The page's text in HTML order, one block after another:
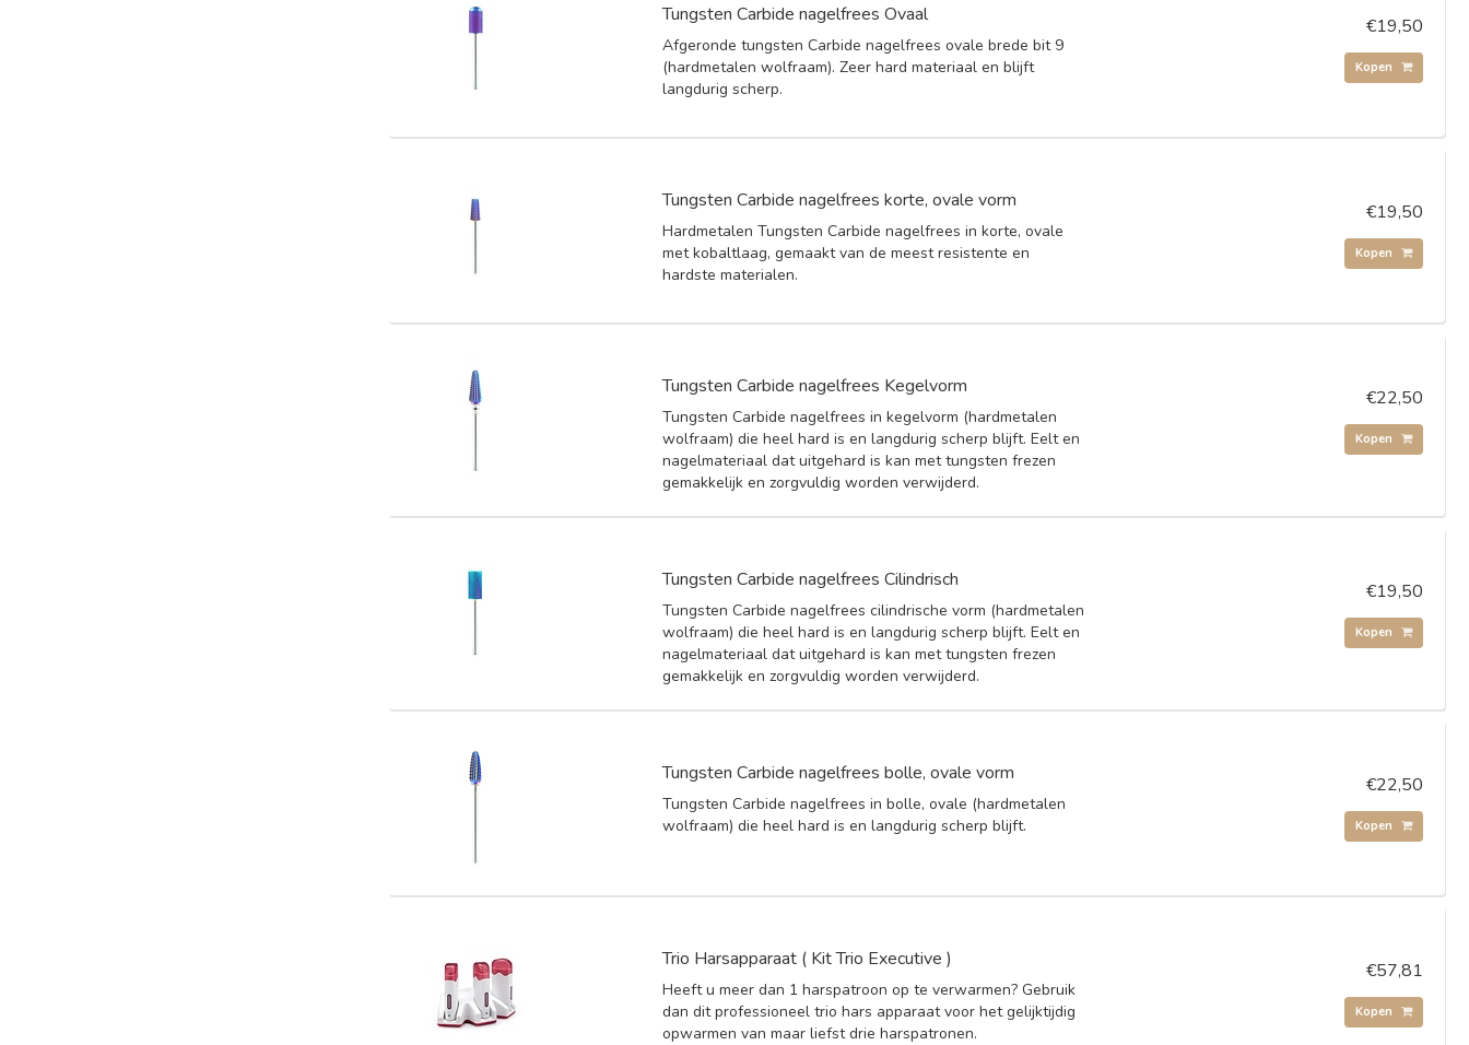
Tungsten Carbide nagelfrees Ovaal
Afgeronde tungsten Carbide nagelfrees ovale brede bit 9
(hardmetalen wolfraam). Zeer hard materiaal en blijft
langdurig scherp.
€19,50
Kopen
Tungsten Carbide nagelfrees korte, ovale vorm
Hardmetalen Tungsten Carbide nagelfrees in korte, ovale
met kobaltlaag, gemaakt van de meest resistente en
hardste materialen.
€19,50
Kopen
Tungsten Carbide nagelfrees Kegelvorm
Tungsten Carbide nagelfrees in kegelvorm (hardmetalen
wolfraam) die heel hard is en langdurig scherp blijft. Eelt en
nagelmateriaal dat uitgehard is kan met tungsten frezen
gemakkelijk en zorgvuldig worden verwijderd.
€22,50
Kopen
Tungsten Carbide nagelfrees Cilindrisch
Tungsten Carbide nagelfrees cilindrische vorm (hardmetalen
wolfraam) die heel hard is en langdurig scherp blijft. Eelt en
nagelmateriaal dat uitgehard is kan met tungsten frezen
gemakkelijk en zorgvuldig worden verwijderd.
€19,50
Kopen
Tungsten Carbide nagelfrees bolle, ovale vorm
Tungsten Carbide nagelfrees in bolle, ovale (hardmetalen
wolfraam) die heel hard is en langdurig scherp blijft.
€22,50
Kopen
Trio Harsapparaat ( Kit Trio Executive )
Heeft u meer dan 1 harspatroon op te verwarmen? Gebruik
dan dit professioneel trio hars apparaat voor het gelijktijdig
opwarmen van maar liefst drie harspatronen.
€57,81
Kopen